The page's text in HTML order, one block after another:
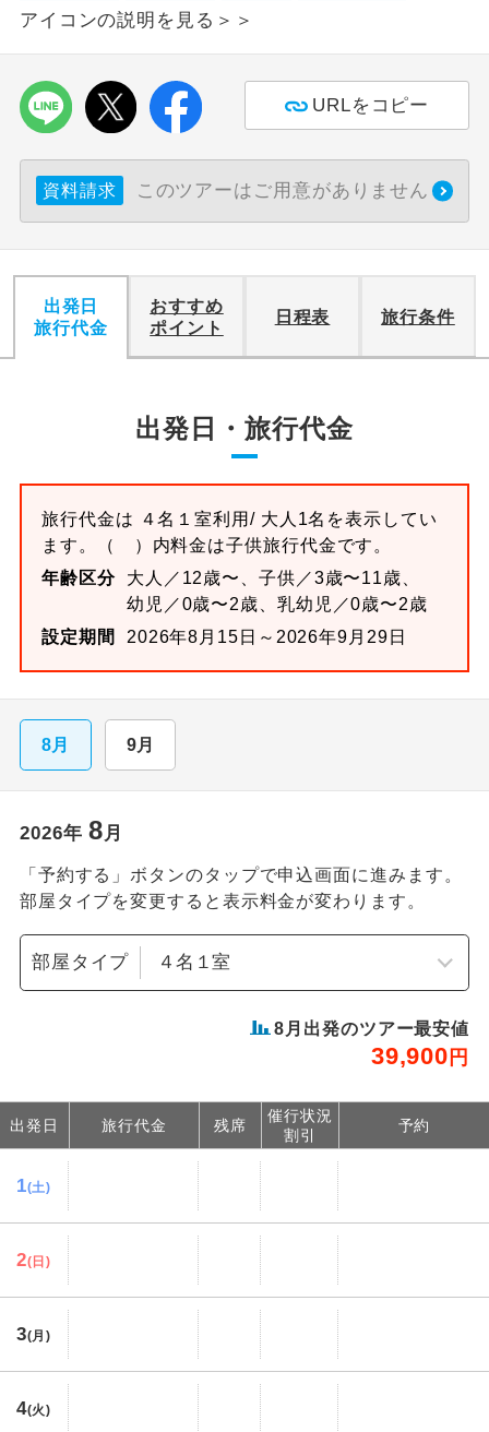
アイコンの説明を見る＞＞
URLをコピー
資料請求 このツアーはご用意がありません
出発日
旅行代金
おすすめ
ポイント
日程表 旅行条件
出発日・旅行代金
旅行代金は ４名１室利用/ 大人1名を表示してい
ます。
（ ）内料金は子供旅行代金です。
年齢区分
大人／12歳〜、子供／3歳〜11歳、
幼児／0歳〜2歳、乳幼児／0歳〜2歳
設定期間
2026年8月15日～2026年9月29日
8月 9月
2026年 8月
「予約する」ボタンのタップで申込画面に進みます。
部屋タイプを変更すると表示料金が変わります。
部屋タイプ
8 月出発のツアー最安値
39,900 円
出発日 旅行代金 残席
催行状況
割引
予約
1(土)
2(日)
3(月)
4(火)
航空会社指定
利用航空会社が指定なので、ご出発の計
画にとても便利です。
ホテル指定
ご紹介するホテルを指定したコースで
す。